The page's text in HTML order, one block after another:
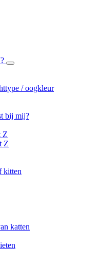
/ oogkleur
bij mij?
Z
Z
kitten
katten